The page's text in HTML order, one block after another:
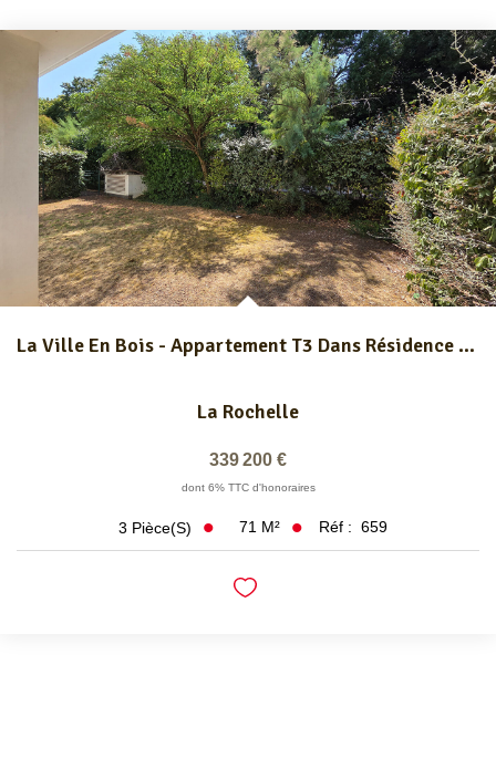
La Ville En Bois - Appartement T3 Dans Résidence Senior.
La Rochelle
339 200 €
dont 6% TTC d'honoraires
3 Pièce(s) 71 M² Réf : 659